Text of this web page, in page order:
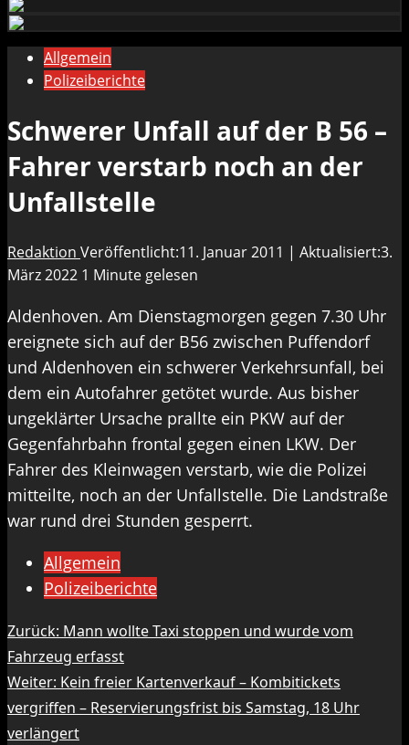
Allgemein
Polizeiberichte
Schwerer Unfall auf der B 56 –
Fahrer verstarb noch an der
Unfallstelle
Redaktion Veröffentlicht:11. Januar 2011 | Aktualisiert:3.
März 2022 1 Minute gelesen
Aldenhoven. Am Dienstagmorgen gegen 7.30 Uhr
ereignete sich auf der B56 zwischen Puffendorf
und Aldenhoven ein schwerer Verkehrsunfall, bei
dem ein Autofahrer getötet wurde. Aus bisher
ungeklärter Ursache prallte ein PKW auf der
Gegenfahrbahn frontal gegen einen LKW. Der
Fahrer des Kleinwagen verstarb, wie die Polizei
mitteilte, noch an der Unfallstelle. Die Landstraße
war rund drei Stunden gesperrt.
Allgemein
Polizeiberichte
Beitragsnavigation
Zurück: Mann wollte Taxi stoppen und wurde vom
Fahrzeug erfasst
Weiter: Kein freier Kartenverkauf – Kombitickets
vergriffen – Reservierungsfrist bis Samstag, 18 Uhr
verlängert